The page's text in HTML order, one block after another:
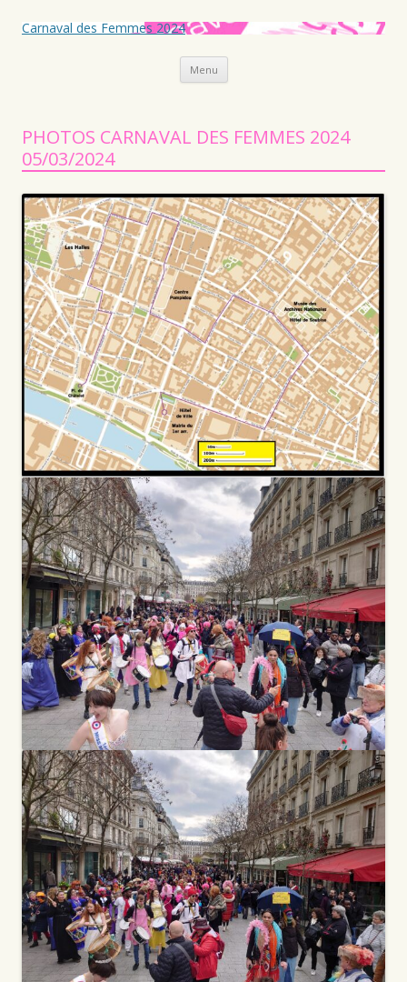
Carnaval des Femmes 2024
Menu Aller au contenu principal
PHOTOS CARNAVAL DES FEMMES 2024
05/03/2024